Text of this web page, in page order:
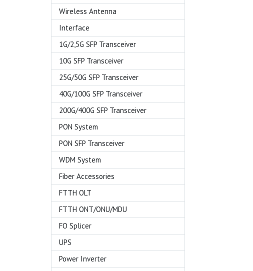
Wireless Antenna
Interface
1G/2,5G SFP Transceiver
10G SFP Transceiver
25G/50G SFP Transceiver
40G/100G SFP Transceiver
200G/400G SFP Transceiver
PON System
PON SFP Transceiver
WDM System
Fiber Accessories
FTTH OLT
FTTH ONT/ONU/MDU
FO Splicer
UPS
Power Inverter